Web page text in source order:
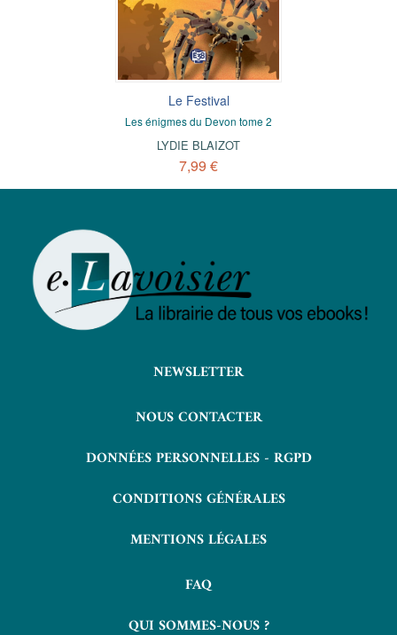
Le Festival
Les énigmes du Devon tome 2
LYDIE BLAIZOT
7,99 €
NEWSLETTER
NOUS CONTACTER
DONNÉES PERSONNELLES - RGPD
CONDITIONS GÉNÉRALES
MENTIONS LÉGALES
FAQ
QUI SOMMES-NOUS ?